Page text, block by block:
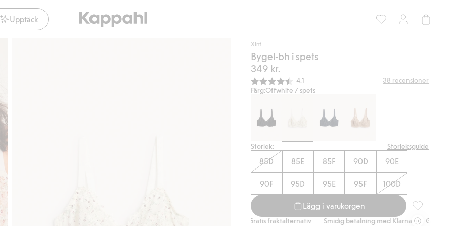
Upptäck
Xlnt
Bygel-bh i spets
349 kr.
Snittbetyg:
4.1 38 recensioner
Färg:Offwhite / spets
Storlek: Storleksguide
85D 85E 85F 90D 90E
90F 95D 95E 95F 100D
Lägg i varukorgen
Bygel-bh i
Gratis fraktalternativ Smidig betalning med Klarna. Gratis fraktalternativ Smidig betalning med Klarna. Gratis